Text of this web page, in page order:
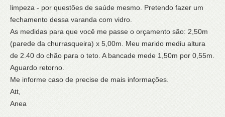
limpeza - por questões de saúde mesmo. Pretendo fazer um
fechamento dessa varanda com vidro.
As medidas para que você me passe o orçamento são: 2,50m
(parede da churrasqueira) x 5,00m. Meu marido mediu altura
de 2.40 do chão para o teto. A bancade mede 1,50m por 0,55m.
Aguardo retorno.
Me informe caso de precise de mais informações.
Att,
Anea